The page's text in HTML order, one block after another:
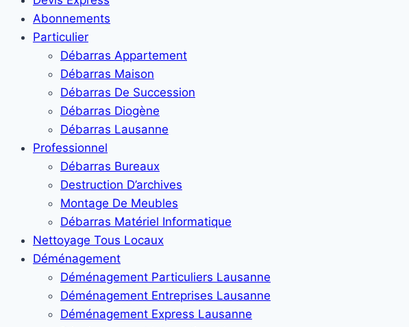
Abonnements
Particulier
Débarras Appartement
Débarras Maison
Débarras De Succession
Débarras Diogène
Débarras Lausanne
Professionnel
Débarras Bureaux
Destruction D’archives
Montage De Meubles
Débarras Matériel Informatique
Nettoyage Tous Locaux
Déménagement
Déménagement Particuliers Lausanne
Déménagement Entreprises Lausanne
Déménagement Express Lausanne